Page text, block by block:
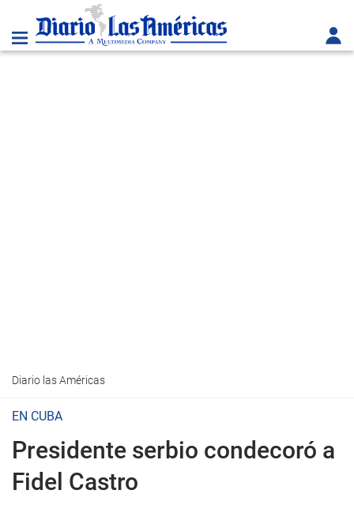
Diario las Américas
EN CUBA
Presidente serbio condecoró a
Fidel Castro